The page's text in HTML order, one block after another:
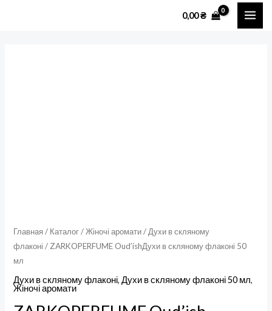
0,00₴
Главная / Каталог/Жіночі аромати/ Духи в скляному
флаконі / ZARKOPERFUME Oud’ishДухи в скляному флаконі 50
мл
Духи в скляному флаконі,Духи в скляному флаконі 50 мл,
Жіночі аромати